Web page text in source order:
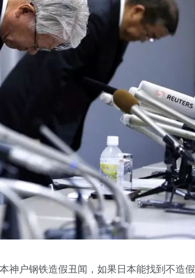
神户钢铁造假丑闻，如果日本能找到不造假